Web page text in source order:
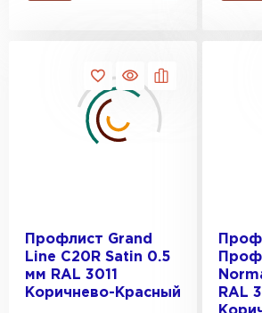
Профлист Grand
Line С20R Satin 0.5
мм RAL 3011
Коричнево-Красный
RAL
Шифер
ПЕРЕЙТИ